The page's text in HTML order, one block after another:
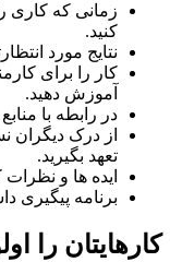
زمانی که کاری را
نتایج مورد
کار را برای
آموزش دهید.
در رابطه با منابع
از درک دیگران
تعهد بگیرید.
ایده ها و نظرات
برنامه پیگیری داشته
را